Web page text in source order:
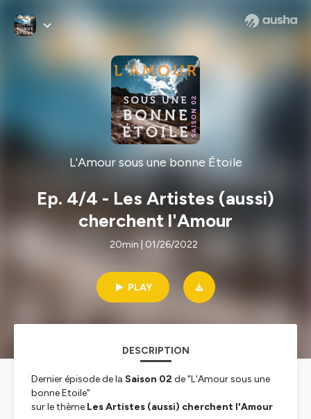
L'Amour sous une bonne Étoile
Ep. 4/4 - Les Artistes (aussi)
cherchent l'Amour
20min | 01/26/2022
PLAY
DESCRIPTION
Dernier épisode de la Saison 02 de"L'Amour sous une
bonne Etoile"
sur le thème Les Artistes (aussi) cherchent l'Amour